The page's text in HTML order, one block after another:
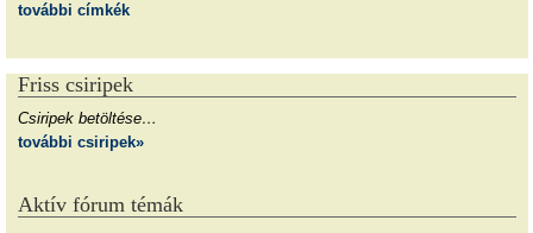
további címkék
Friss csiripek
Csiripek betöltése…
további csiripek»
Aktív fórum témák